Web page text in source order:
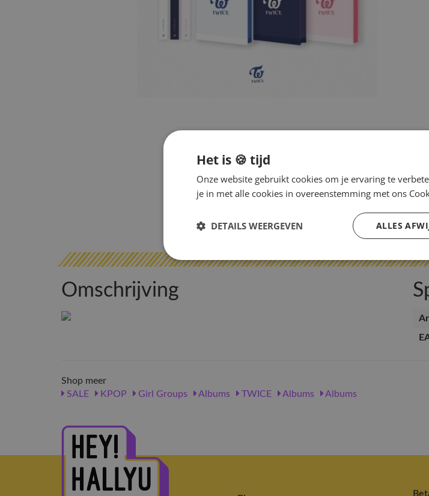
Omschrijving
Shop meer
SALE
KPOP Girl Groups Albums TWICE Albums Albums
Het is 🍪 tijd
Onze website gebruikt cookies om je ervaring te
je in met alle cookies in overeenstemming met ons
ALLES
DETAILS WEERGEVEN